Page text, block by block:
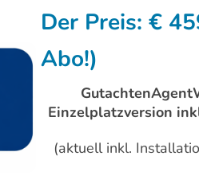
Der Preis: €
Abo!)
Einzelplatzversion
(aktuell inkl.